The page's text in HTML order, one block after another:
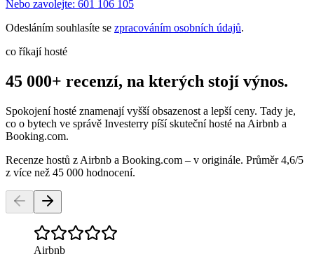
Nebo zavolejte: 601 106 105
Odesláním souhlasíte se zpracováním osobních údajů.
co říkají hosté
45 000+ recenzí, na kterých stojí výnos.
Spokojení hosté znamenají vyšší obsazenost a lepší ceny. Tady je,
co o bytech ve správě Investerry píší skuteční hosté na Airbnb a
Booking.com.
Recenze hostů z Airbnb a Booking.com – v originále. Průměr 4,6/5
z více než 45 000 hodnocení.
Airbnb